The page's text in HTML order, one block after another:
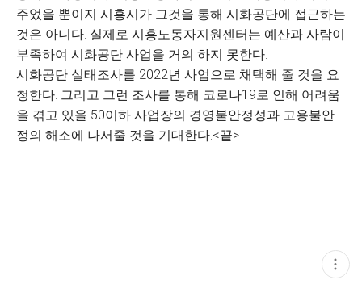
주었을 뿐이지 시흥시가 그것을 통해 시화공단에 접근하는
것은 아니다. 실제로 시흥노동자지원센터는 예산과 사람이
부족하여 시화공단 사업을 거의 하지 못한다.
시화공단 실태조사를 2022년 사업으로 채택해 줄 것을 요
청한다. 그리고 그런 조사를 통해 코로나19로 인해 어려움
을 겪고 있을 50이하 사업장의 경영불안정성과 고용불안
정의 해소에 나서줄 것을 기대한다.<끝>
현
재